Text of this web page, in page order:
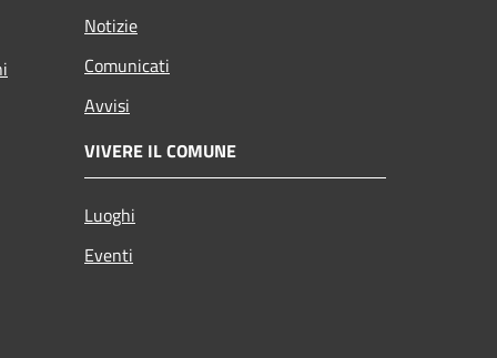
Notizie
Comunicati
Avvisi
VIVERE IL COMUNE
Luoghi
Eventi